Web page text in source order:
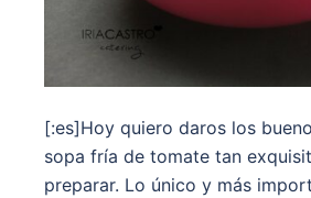
[:es]Hoy quiero daros los
sopa fría de tomate tan
preparar. Lo único y más